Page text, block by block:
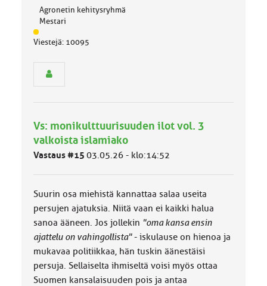
a
Agronetin kehitysryhmä
Mestari
J
ä
m
ä
u
k
a
:
Viestejä: 10095
Vs: monikulttuurisuuden ilot vol. 3
valkoista islamiako
Vastaus #15 03.05.26 - klo:14:52
Suurin osa miehistä kannattaa salaa useita
persujen ajatuksia. Niitä vaan ei kaikki halua
sanoa ääneen. Jos jollekin "oma kansa ensin
ajattelu on vahingollista"- iskulause on hienoa ja
mukavaa politiikkaa, hän tuskin äänestäisi
persuja. Sellaiselta ihmiseltä voisi myös ottaa
Suomen kansalaisuuden pois ja antaa